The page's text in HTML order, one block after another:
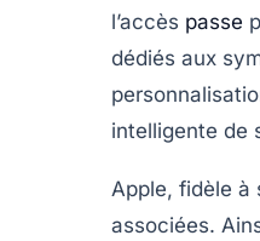
l’accès passe
dédiés aux
intelligente de
Apple, fidèle à
associées.